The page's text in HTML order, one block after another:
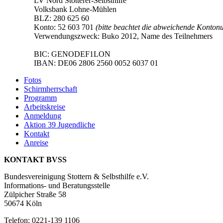
Volksbank Lohne-Mühlen
BLZ: 280 625 60
Konto: 52 603 701 (bitte beachtet die abweichende
Verwendungszweck: Buko 2012, Name des Teilnehmers
BIC: GENODEF1LON
IBAN: DE06 2806 2560 0052 6037 01
Fotos
Schirmherrschaft
Programm
Arbeitskreise
Anmeldung
Aktion 39 Jugendliche
Kontakt
Anreise
KONTAKT BVSS
Bundesvereinigung Stottern & Selbsthilfe e.V.
Informations- und Beratungsstelle
Zülpicher Straße 58
50674 Köln
Telefon: 0221-139 1106